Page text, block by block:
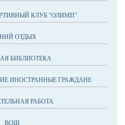
КЛУБ "ОЛИМП"
ОТДЫХ
БИБЛИОТЕКА
ИНОСТРАННЫЕ ГРАЖДАНЕ
РАБОТА
ВОШ